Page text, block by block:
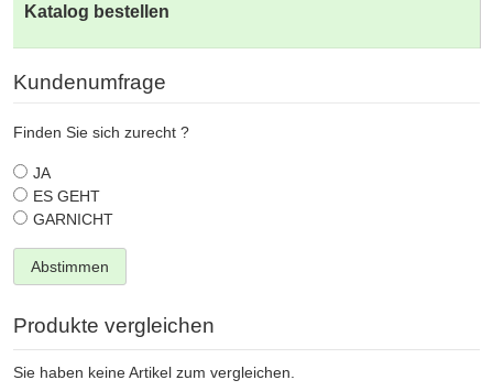
Katalog bestellen
Kundenumfrage
Finden Sie sich zurecht ?
JA
ES GEHT
GARNICHT
Abstimmen
Produkte vergleichen
Sie haben keine Artikel zum vergleichen.